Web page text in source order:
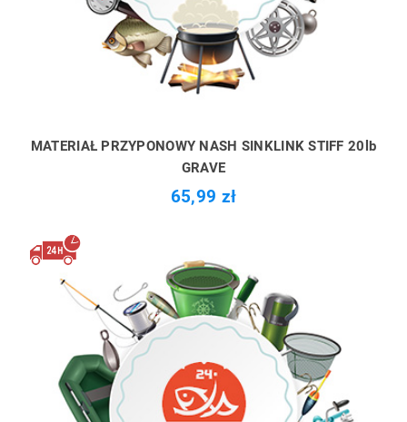
MATERIAŁ PRZYPONOWY NASH SINKLINK STIFF 20lb
GRAVE
65,99 zł